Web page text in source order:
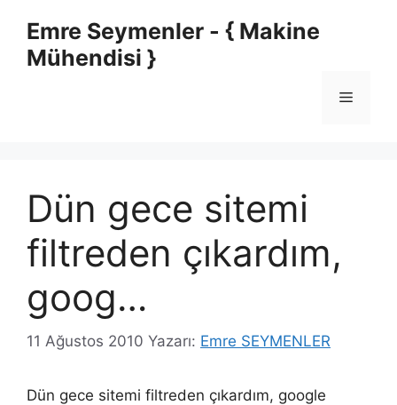
Emre Seymenler - { Makine
Mühendisi }
Menü
Dün gece sitemi
filtreden çıkardım,
goog…
11 Ağustos 2010 Yazarı: Emre SEYMENLER
Dün gece sitemi filtreden çıkardım, google